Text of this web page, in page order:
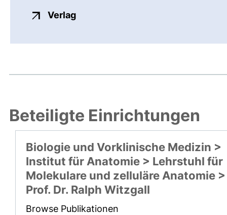
Verlagexterner Link, öffnet neues
Beteiligte Einrichtungen
Biologie und Vorklinische Medizin >
Institut für Anatomie > Lehrstuhl für
Molekulare und zelluläre Anatomie >
Prof. Dr. Ralph Witzgall
Browse Publikationen